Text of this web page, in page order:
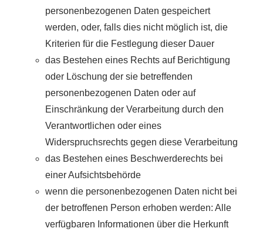
personenbezogenen Daten gespeichert
werden, oder, falls dies nicht möglich ist, die
Kriterien für die Festlegung dieser Dauer
das Bestehen eines Rechts auf Berichtigung
oder Löschung der sie betreffenden
personenbezogenen Daten oder auf
Einschränkung der Verarbeitung durch den
Verantwortlichen oder eines
Widerspruchsrechts gegen diese Verarbeitung
das Bestehen eines Beschwerderechts bei
einer Aufsichtsbehörde
wenn die personenbezogenen Daten nicht bei
der betroffenen Person erhoben werden: Alle
verfügbaren Informationen über die Herkunft